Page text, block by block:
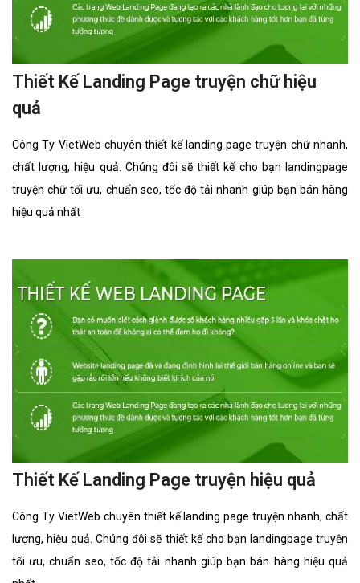
bạn không bỏ lỡ có được giải pháp thiết kế
Landing Page bán trâu gác bếp hiệu quả!
Hotline:0915.406.986(24/7)
VietWeb gửi lời cảm ơn tới quý khách hàng đã luôn tin dùng
dịch vụ thiết kế website chuyên nghiệp suốt chặng đường >8
năm vừa qua!
CÔNG TY THIẾT KẾ WEBSITE CHUYÊN NGHIỆP VIỆT
WEB
Số 202, Ngõ 364 Trung Liệt, Thái Hà, Đống Đa, Hà Nội
Số 36 Đa Kao, Điện Biên Phủ, Quận 1, TP. Hồ Chí Minh
0915 406 986
support@vietwebgroup.vn
https://vietwebgroup.vn